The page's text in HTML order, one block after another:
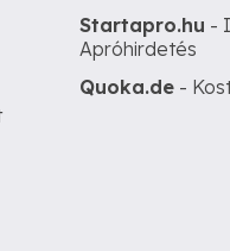
Startapro.hu -
Apróhirdetés
Quoka.de -